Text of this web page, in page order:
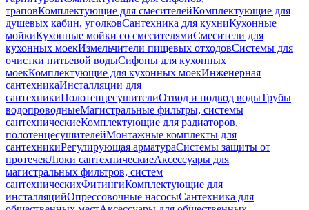
траповКомплектующие для смесителейКомплектующие для
душевых кабин, уголковСантехника для кухниКухонные
мойкиКухонные мойки со смесителямиСмесители для
кухонных моекИзмельчители пищевых отходовСистемы для
очистки питьевой водыСифоны для кухонных
моекКомплектующие для кухонных моекИнженерная
сантехникаИнсталляции для
сантехникиПолотенцесушителиОтвод и подвод водыТрубы
водопроводныеМагистральные фильтры, системы
сантехническиеКомплектующие для радиаторов,
полотенцесушителейМонтажные комплекты для
сантехникиРегулирующая арматураСистемы защиты от
протечекЛюки сантехническиеАксессуары для
магистральных фильтров, систем
сантехническихФитингиКомплектующие для
инсталляцийОпрессовочные насосыСантехника для